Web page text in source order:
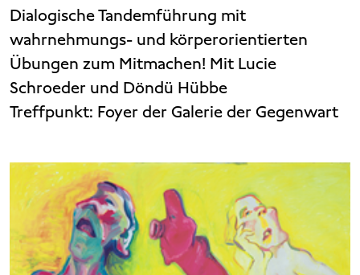
Dialogische Tandemführung mit
wahrnehmungs- und körperorientierten
Übungen zum Mitmachen! Mit Lucie
Schroeder und Döndü Hübbe
Treffpunkt: Foyer der Galerie der Gegenwart